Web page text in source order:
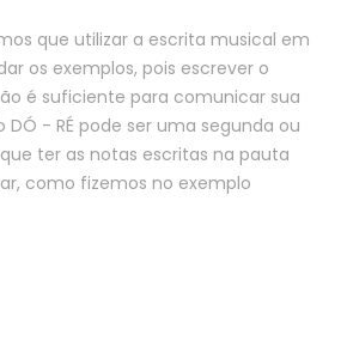
que utilizar a escrita musical em
os exemplos, pois escrever o
é suficiente para comunicar sua
DÓ - RÉ pode ser uma segunda ou
ter as notas escritas na pauta
como fizemos no exemplo